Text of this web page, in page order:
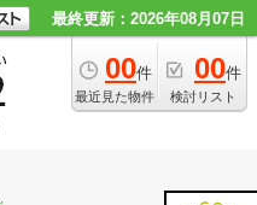
最終更新：2026年08月07日
00件
最近見た物件
00件
検討リスト